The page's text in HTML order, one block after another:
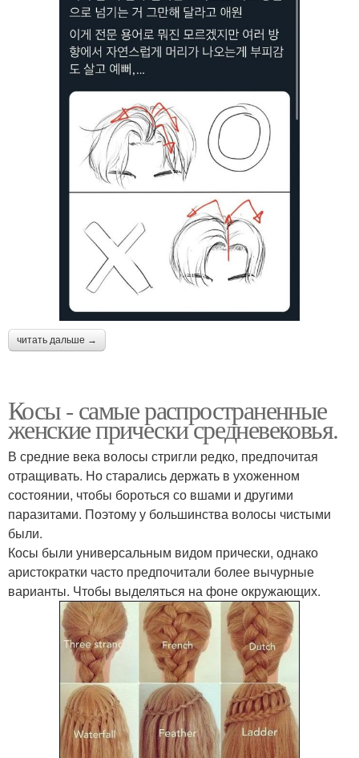
читать дальше →
Косы - самые распространенные
женские прически средневековья.
В средние века волосы стригли редко, предпочитая
отращивать. Но старались держать в ухоженном
состоянии, чтобы бороться со вшами и другими
паразитами. Поэтому у большинства волосы чистыми
были.
Косы были универсальным видом прически, однако
аристократки часто предпочитали более вычурные
варианты. Чтобы выделяться на фоне окружающих.